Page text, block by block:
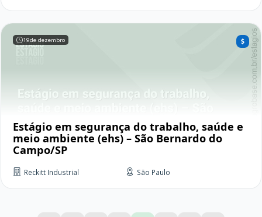
19de dezembro
Estágio em segurança do trabalho, saúde e
meio ambiente (ehs) – São Bernardo do
Campo/SP
Reckitt Industrial São Paulo